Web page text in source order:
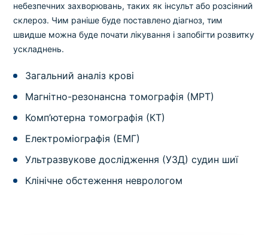
небезпечних захворювань, таких як інсульт або розсіяний
склероз. Чим раніше буде поставлено діагноз, тим
швидше можна буде почати лікування і запобігти розвитку
ускладнень.
Загальний аналіз крові
Магнітно-резонансна томографія (МРТ)
Комп’ютерна томографія (КТ)
Електроміографія (ЕМГ)
Ультразвукове дослідження (УЗД) судин шиї
Клінічне обстеження неврологом